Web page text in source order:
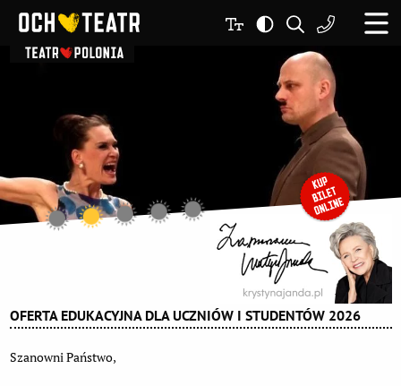
OFERTA EDUKACYJNA DLA UCZNIÓW I STUDENTÓW 2026
Szanowni Państwo,